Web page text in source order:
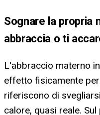
Sognare la propria
abbraccia o ti
L'abbraccio materno
effetto fisicamente
riferiscono di
calore, quasi reale.